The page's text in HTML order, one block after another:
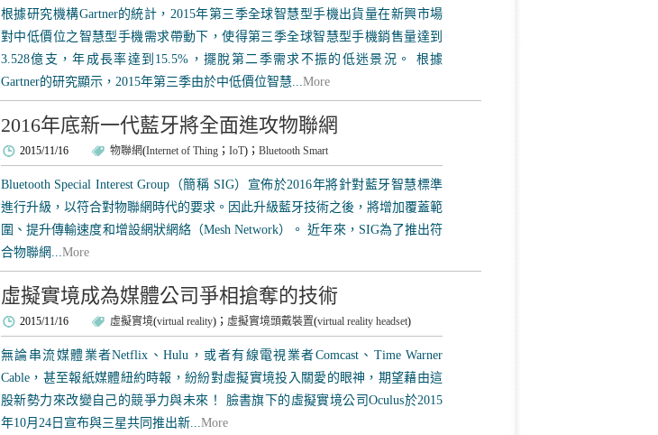
根據研究機構Gartner的統計，2015年第三季全球智慧型手機出貨量在新興市場
對中低價位之智慧型手機需求帶動下，使得第三季全球智慧型手機銷售量達到
3.528億支，年成長率達到15.5%，擺脫第二季需求不振的低迷景況。 根據
Gartner的研究顯示，2015年第三季由於中低價位智慧...More
2016年底新一代藍牙將全面進攻物聯網
2015/11/16 物聯網(Internet of Thing ； IoT)； Bluetooth Smart
Bluetooth Special Interest Group（簡稱 SIG）宣佈於2016年將針對藍牙智慧標準
進行升級，以符合對物聯網時代的要求。因此升級藍牙技術之後，將增加覆蓋範
圍、提升傳輸速度和增設網狀網絡（Mesh Network）。 近年來，SIG為了推出符
合物聯網...More
虛擬實境成為媒體公司爭相搶奪的技術
2015/11/16 虛擬實境(virtual reality)； 虛擬實境頭戴裝置(virtual reality headset)
無論串流媒體業者Netflix、Hulu，或者有線電視業者Comcast、Time Warner
Cable，甚至報紙媒體紐約時報，紛紛對虛擬實境投入關愛的眼神，期望藉由這
股新勢力來改變自己的競爭力與未來！ 臉書旗下的虛擬實境公司Oculus於2015
年10月24日宣布與三星共同推出新...More